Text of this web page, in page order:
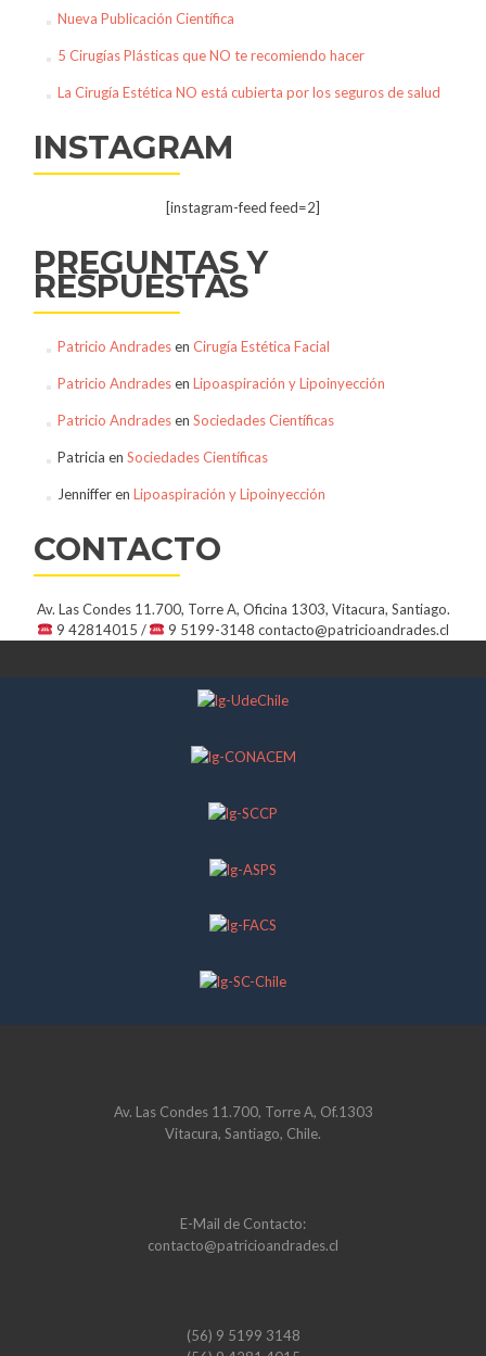
Nueva Publicación Científica
5 Cirugías Plásticas que NO te recomiendo hacer
La Cirugía Estética NO está cubierta por los seguros de salud
INSTAGRAM
[instagram-feed feed=2]
PREGUNTAS Y
RESPUESTAS
Patricio Andradesen Cirugía Estética Facial
Patricio Andradesen Lipoaspiración y Lipoinyección
Patricio Andradesen Sociedades Científicas
Patricia en Sociedades Científicas
Jennifferen Lipoaspiración y Lipoinyección
CONTACTO
Av. Las Condes 11.700, Torre A, Oficina 1303, Vitacura, Santiago.
9 42814015 /
9 5199-3148contacto@patricioandrades.cl
Av. Las Condes 11.700, Torre A, Of.1303
Vitacura, Santiago, Chile.
E-Mail de Contacto:
contacto@patricioandrades.cl
(56) 9 5199 3148